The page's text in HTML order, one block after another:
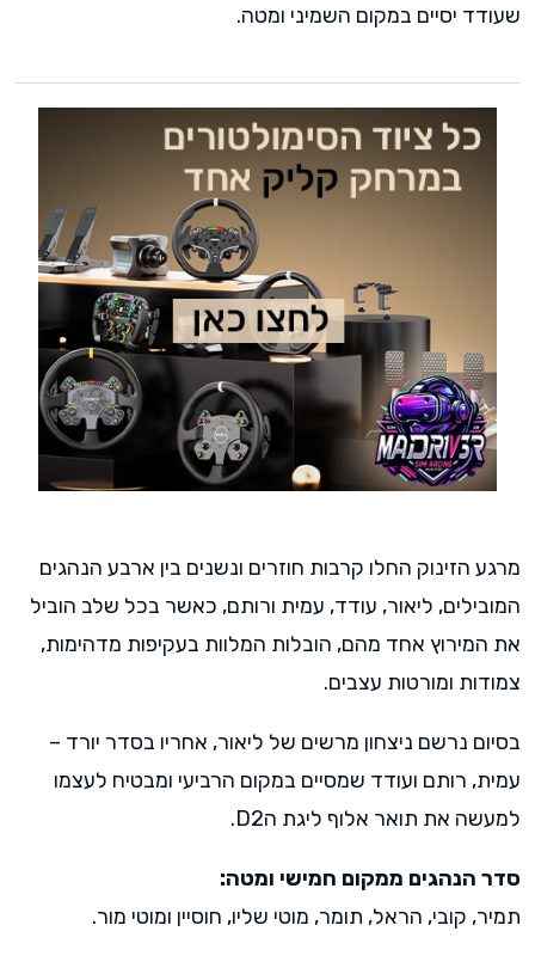
שעודד יסיים במקום השמיני ומטה.
מרגע הזינוק החלו קרבות חוזרים ונשנים בין ארבע הנהגים
המובילים, ליאור, עודד, עמית ורותם, כאשר בכל שלב הוביל
את המירוץ אחד מהם, הובלות המלוות בעקיפות מדהימות,
צמודות ומורטות עצבים.
בסיום נרשם ניצחון מרשים של ליאור, אחריו בסדר יורד –
עמית, רותם ועודד שמסיים במקום הרביעי ומבטיח לעצמו
למעשה את תואר אלוף ליגת הD2.
סדר הנהגים ממקום חמישי ומטה:
תמיר, קובי, הראל, תומר, מוטי שליו, חוסיין ומוטי מור.